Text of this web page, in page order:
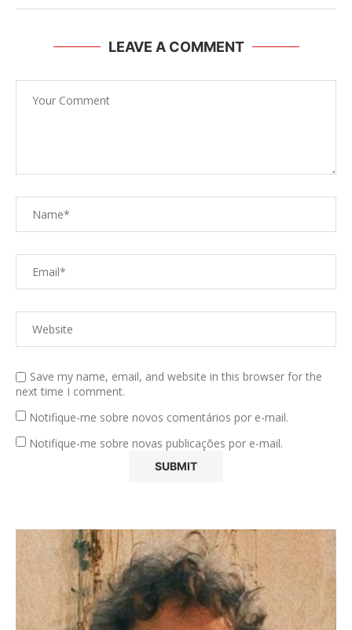
LEAVE A COMMENT
Save my name, email, and website in this browser for the
next time I comment.
Notifique-me sobre novos comentários por e-mail.
Notifique-me sobre novas publicações por e-mail.